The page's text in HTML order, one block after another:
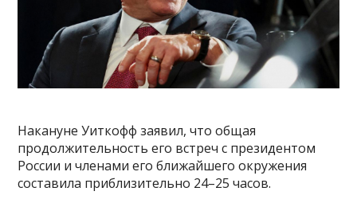
Накануне Уиткофф заявил, что общая
продолжительность его встреч с президентом
России и членами его ближайшего окружения
составила приблизительно 24–25 часов.